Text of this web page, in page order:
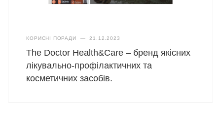
КОРИСНІ ПОРАДИ — 21.12.2023
The Doctor Health&Care – бренд якісних
лікувально-профілактичних та
косметичних засобів.